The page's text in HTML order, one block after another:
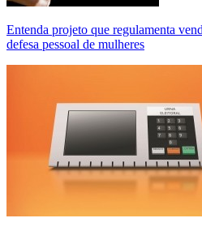
Entenda projeto que regulamenta
defesa pessoal de mulheres